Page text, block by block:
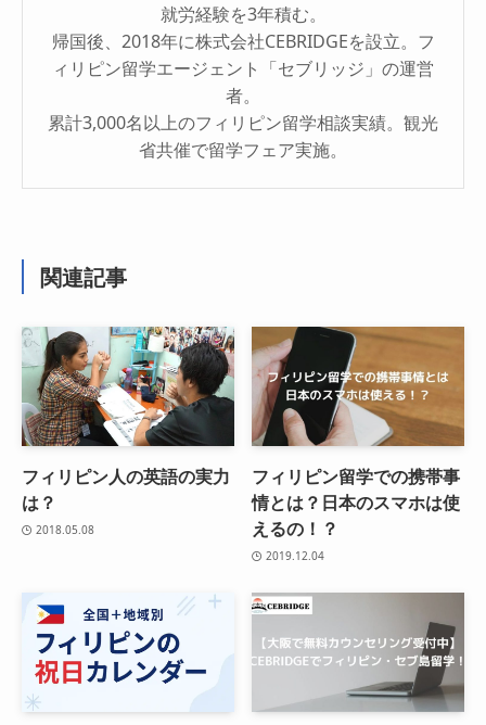
就労経験を3年積む。
帰国後、2018年に株式会社CEBRIDGEを設立。フ
ィリピン留学エージェント「セブリッジ」の運営
者。
累計3,000名以上のフィリピン留学相談実績。観光
省共催で留学フェア実施。
関連記事
フィリピン人の英語の実力
は？
2018.05.08
フィリピン留学での携帯事
情とは？日本のスマホは使
えるの！？
2019.12.04